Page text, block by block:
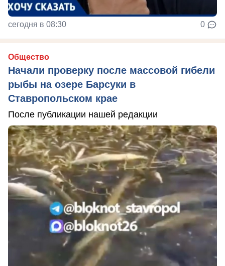
сегодня в 08:30 0
Общество
Начали проверку после массовой гибели
рыбы на озере Барсуки в
Ставропольском крае
После публикации нашей редакции